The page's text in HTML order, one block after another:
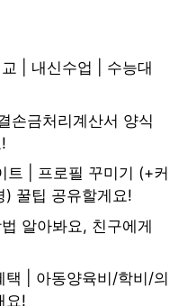
| 내신수업 | 수능대
손금처리계산서 양식
트 | 프로필 꾸미기 (+커
) 꿀팁 공유할게요!
알아봐요, 친구에게
택 | 아동양육비/학비/의
요!